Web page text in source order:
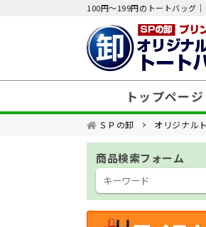
100円～199円のトートバッグ
トップページ
ＳＰの卸 オリジナル
商品検索フォーム